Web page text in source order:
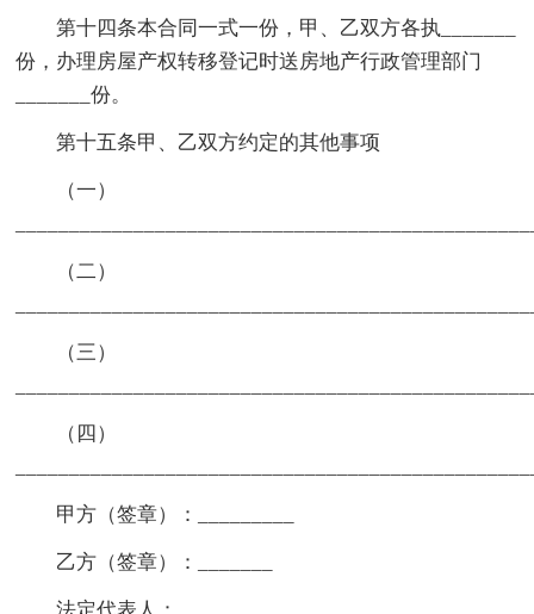
第十四条本合同一式一份，甲、乙双方各执_______
份，办理房屋产权转移登记时送房地产行政管理部门
_______份。
第十五条甲、乙双方约定的其他事项
（一）
（二）
（三）
（四）
甲方（签章）：_________
乙方（签章）：_______